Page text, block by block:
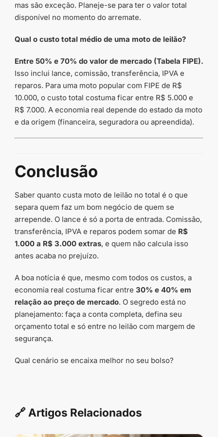
mas são exceção. Planeje-se para ter o valor total
disponível no momento do arremate.
Qual o custo total médio de uma moto de leilão?
Entre 50% e 70% do valor de mercado (Tabela FIPE).
Isso inclui lance, comissão, transferência, IPVA e
reparos. Para uma moto popular com FIPE de R$
10.000, o custo total costuma ficar entre R$ 5.000 e
R$ 7.000. A economia real depende do estado da moto
e da origem (financeira, seguradora ou apreendida).
Conclusão
Saber quanto custa moto de leilão no total é o que
separa quem faz um bom negócio de quem se
arrepende. O lance é só a porta de entrada. Comissão,
transferência, IPVA e reparos podem somar de R$
1.000 a R$ 3.000 extras, e quem não calcula isso
antes acaba no prejuízo.
A boa notícia é que, mesmo com todos os custos, a
economia real costuma ficar entre 30% e 40% em
relação ao preço de mercado. O segredo está no
planejamento: faça a conta completa, defina seu
orçamento total e só entre no leilão com margem de
segurança.
Qual cenário se encaixa melhor no seu bolso?
🔗 Artigos Relacionados